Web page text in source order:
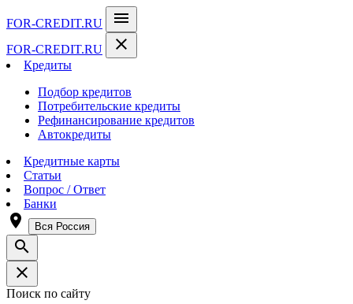
FOR-CREDIT.RU menu
FOR-CREDIT.RU close
Кредиты
Подбор кредитов
Потребительские кредиты
Рефинансирование кредитов
Автокредиты
Кредитные карты
Статьи
Вопрос / Ответ
Банки
room Вся Россия
search
close
Поиск по сайту